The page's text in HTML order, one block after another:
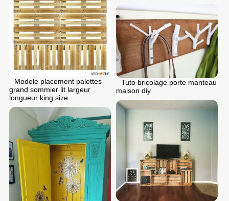
Modele placement palettes
grand sommier lit largeur
longueur king size
Tuto bricolage porte manteau
maison diy